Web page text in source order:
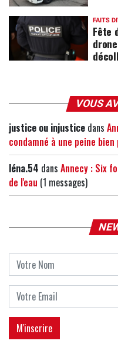
FAITS
Fête
VOUS
justice ou injustice dans
condamné à une peine
léna.54 dans Annecy : Six
de l'eau (1 messages)